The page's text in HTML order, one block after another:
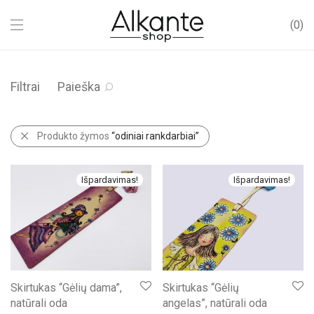
0
Filtrai Paieška
Produkto žymos “odiniai rankdarbiai”
Išpardavimas!
Skirtukas “Gėlių dama”,
natūrali oda
Išpardavimas!
Skirtukas “Gėlių
angelas”, natūrali oda